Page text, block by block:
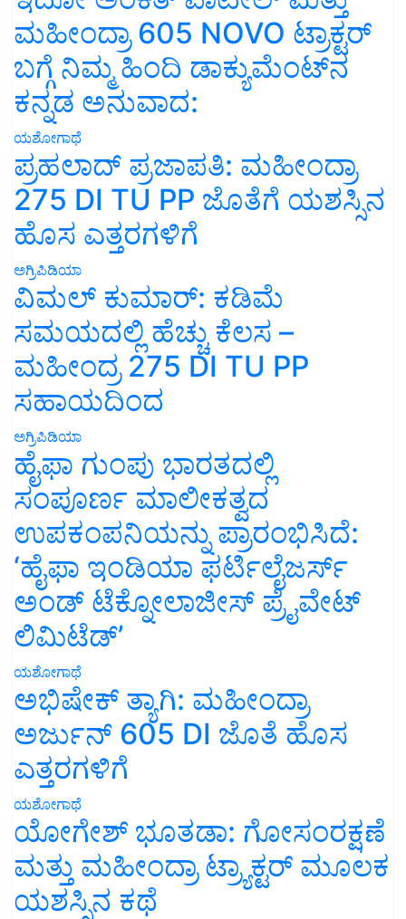
ಮಹೀಂದ್ರಾ 605 NOVO ಟ್ರಾಕ್ಟರ್
ಬಗ್ಗೆ ನಿಮ್ಮ ಹಿಂದಿ ಡಾಕ್ಯುಮೆಂಟ್‌ನ
ಕನ್ನಡ ಅನುವಾದ:
ಯಶೋಗಾಥೆ
ಪ್ರಹಲಾದ್ ಪ್ರಜಾಪತಿ: ಮಹೀಂದ್ರಾ
275 DI TU PP ಜೊತೆಗೆ ಯಶಸ್ಸಿನ
ಹೊಸ ಎತ್ತರಗಳಿಗೆ
ಅಗ್ರಿಪಿಡಿಯಾ
ವಿಮಲ್ ಕುಮಾರ್: ಕಡಿಮೆ
ಸಮಯದಲ್ಲಿ ಹೆಚ್ಚು ಕೆಲಸ –
ಮಹೀಂದ್ರ 275 DI TU PP
ಸಹಾಯದಿಂದ
ಅಗ್ರಿಪಿಡಿಯಾ
ಹೈಫಾ ಗುಂಪು ಭಾರತದಲ್ಲಿ
ಸಂಪೂರ್ಣ ಮಾಲೀಕತ್ವದ
ಉಪಕಂಪನಿಯನ್ನು ಪ್ರಾರಂಭಿಸಿದೆ:
‘ಹೈಫಾ ಇಂಡಿಯಾ ಫರ್ಟಿಲೈಜರ್ಸ್
ಅಂಡ್ ಟೆಕ್ನೋಲಾಜೀಸ್ ಪ್ರೈವೇಟ್
ಲಿಮಿಟೆಡ್’
ಯಶೋಗಾಥೆ
ಅಭಿಷೇಕ್ ತ್ಯಾಗಿ: ಮಹೀಂದ್ರಾ
ಅರ್ಜುನ್ 605 DI ಜೊತೆ ಹೊಸ
ಎತ್ತರಗಳಿಗೆ
ಯಶೋಗಾಥೆ
ಯೋಗೇಶ್ ಭೂತಡಾ: ಗೋಸಂರಕ್ಷಣೆ
ಮತ್ತು ಮಹೀಂದ್ರಾ ಟ್ರ್ಯಾಕ್ಟರ್ ಮೂಲಕ
ಯಶಸ್ಸಿನ ಕಥೆ